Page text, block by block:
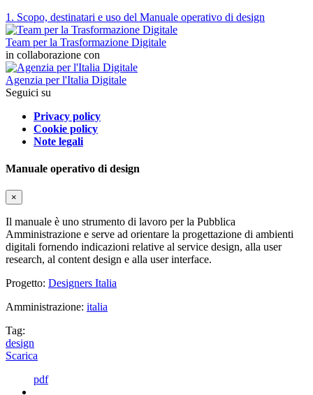
1. Scopo, destinatari e uso del Manuale operativo di design
Team per la Trasformazione Digitale
in collaborazione con
Agenzia per l'Italia Digitale
Seguici su
Privacy policy
Cookie policy
Note legali
Manuale operativo di design
×
Il manuale è uno strumento di lavoro per la Pubblica
Amministrazione e serve ad orientare la progettazione di ambienti
digitali fornendo indicazioni relative al service design, alla user
research, al content design e alla user interface.
Progetto: Designers Italia
Amministrazione: italia
Tag:
design
Scarica
pdf